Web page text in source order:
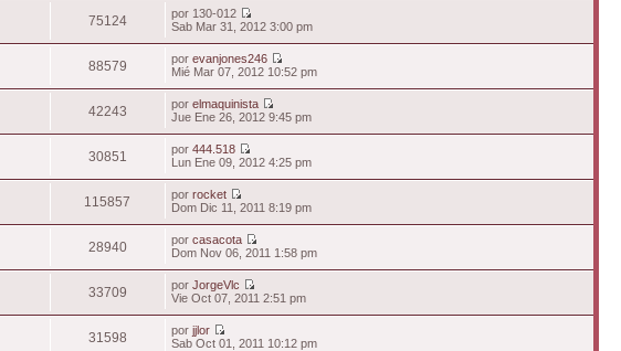
75124
por 130-012
Sab Mar 31, 2012 3:00 pm
88579 porevanjones246
Mié Mar 07, 2012 10:52 pm
42243 porelmaquinista
Jue Ene 26, 2012 9:45 pm
30851 por444.518
Lun Ene 09, 2012 4:25 pm
115857 porrocket
Dom Dic 11, 2011 8:19 pm
28940 porcasacota
Dom Nov 06, 2011 1:58 pm
33709 porJorgeVlc
Vie Oct 07, 2011 2:51 pm
31598 porjjlor
Sab Oct 01, 2011 10:12 pm